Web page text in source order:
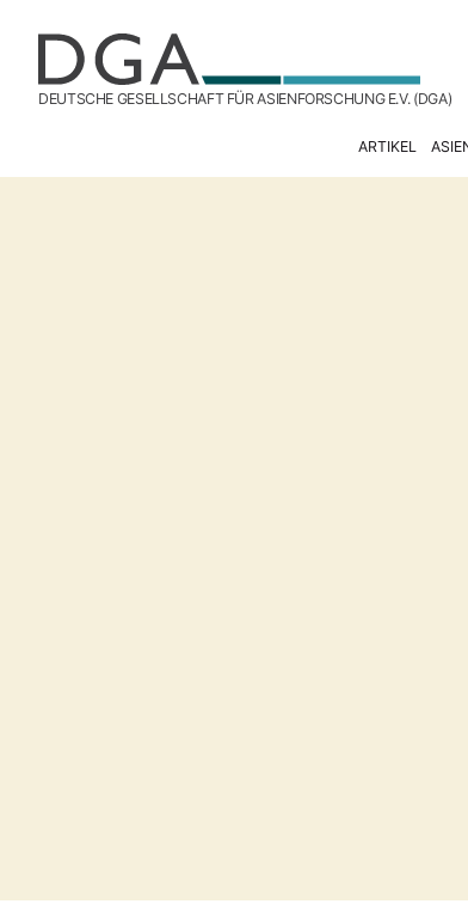
DEUTSCHE GESELLSCHAFT FÜR ASIENFORSCHUNG E.V. (DGA)
ARTIKEL